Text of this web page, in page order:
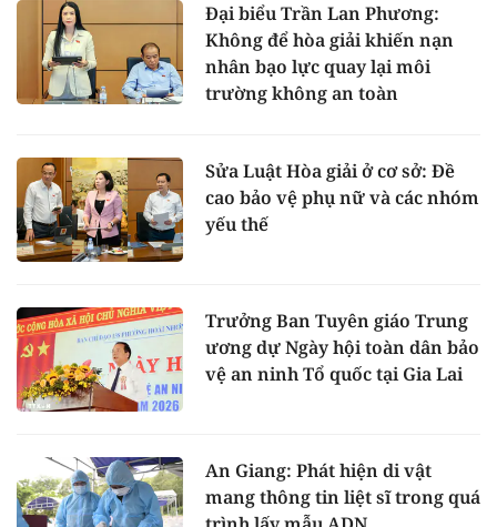
Đại biểu Trần Lan Phương:
Không để hòa giải khiến nạn
nhân bạo lực quay lại môi
trường không an toàn
Sửa Luật Hòa giải ở cơ sở: Đề
cao bảo vệ phụ nữ và các nhóm
yếu thế
Trưởng Ban Tuyên giáo Trung
ương dự Ngày hội toàn dân bảo
vệ an ninh Tổ quốc tại Gia Lai
An Giang: Phát hiện di vật
mang thông tin liệt sĩ trong quá